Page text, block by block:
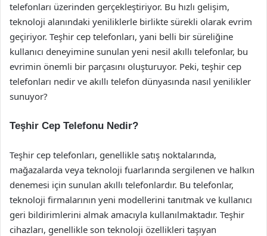
telefonları üzerinden gerçekleştiriyor. Bu hızlı gelişim,
teknoloji alanındaki yeniliklerle birlikte sürekli olarak evrim
geçiriyor. Teşhir cep telefonları, yani belli bir süreliğine
kullanıcı deneyimine sunulan yeni nesil akıllı telefonlar, bu
evrimin önemli bir parçasını oluşturuyor. Peki, teşhir cep
telefonları nedir ve akıllı telefon dünyasında nasıl yenilikler
sunuyor?
Teşhir Cep Telefonu Nedir?
Teşhir cep telefonları, genellikle satış noktalarında,
mağazalarda veya teknoloji fuarlarında sergilenen ve halkın
denemesi için sunulan akıllı telefonlardır. Bu telefonlar,
teknoloji firmalarının yeni modellerini tanıtmak ve kullanıcı
geri bildirimlerini almak amacıyla kullanılmaktadır. Teşhir
cihazları, genellikle son teknoloji özellikleri taşıyan